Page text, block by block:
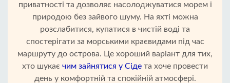
приватності та дозволяє насолоджуватися морем і
природою без зайвого шуму. На яхті можна
розслабитися, купатися в чистій воді та
спостерігати за морськими краєвидами під час
маршруту до острова. Це хороший варіант для тих,
хто шукає чим зайнятися у Сіде та хоче провести
день у комфортній та спокійній атмосфері.